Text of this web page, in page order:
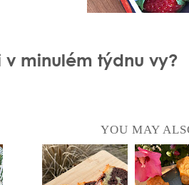
v minulém týdnu vy?
YOU MAY